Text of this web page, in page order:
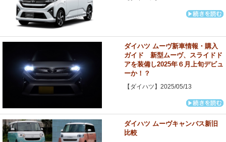
ダイハツ ムーヴ新車情報・購入
ガイド 新型ムーヴ、スライドド
アを装備し2025年６月上旬デビュ
ーか！？
【ダイハツ】2025/05/13
ダイハツ ムーヴキャンバス新旧
比較